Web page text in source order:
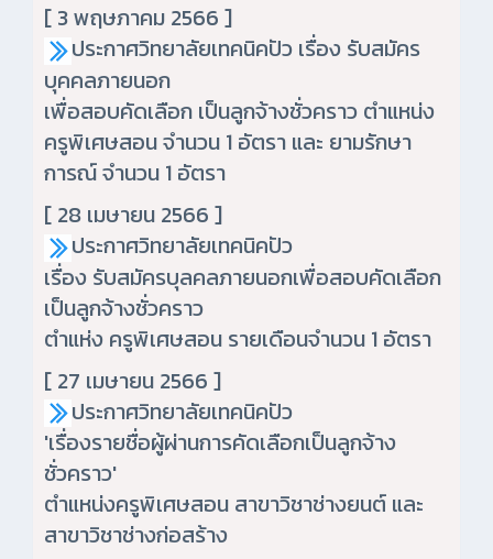
[ 3 พฤษภาคม 2566 ]
ประกาศวิทยาลัยเทคนิคปัว เรื่อง รับสมัคร
บุคคลภายนอก
เพื่อสอบคัดเลือก เป็นลูกจ้างชั่วคราว ตำแหน่ง
ครูพิเศษสอน จำนวน 1 อัตรา และ ยามรักษา
การณ์ จำนวน 1 อัตรา
[ 28 เมษายน 2566 ]
ประกาศวิทยาลัยเทคนิคปัว
เรื่อง รับสมัครบุลคลภายนอกเพื่อสอบคัดเลือก
เป็นลูกจ้างชั่วคราว
ตำแห่ง ครูพิเศษสอน รายเดือนจำนวน 1 อัตรา
[ 27 เมษายน 2566 ]
ประกาศวิทยาลัยเทคนิคปัว
'เรื่องรายชื่อผู้ผ่านการคัดเลือกเป็นลูกจ้าง
ชั่วคราว'
ตำแหน่งครูพิเศษสอน สาขาวิชาช่างยนต์ และ
สาขาวิชาช่างก่อสร้าง